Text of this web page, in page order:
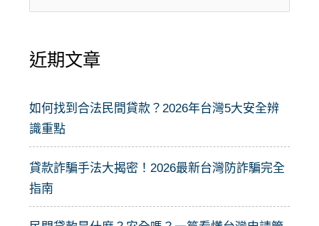
尋
鍵
:
近期文章
如何找到合法民間貸款？2026年台灣5大安全辨
識重點
貸款詐騙手法大揭密！2026最新台灣防詐騙完全
指南